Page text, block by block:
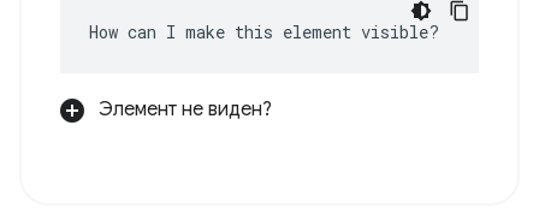
How can I make this element visible?
Элемент не виден?